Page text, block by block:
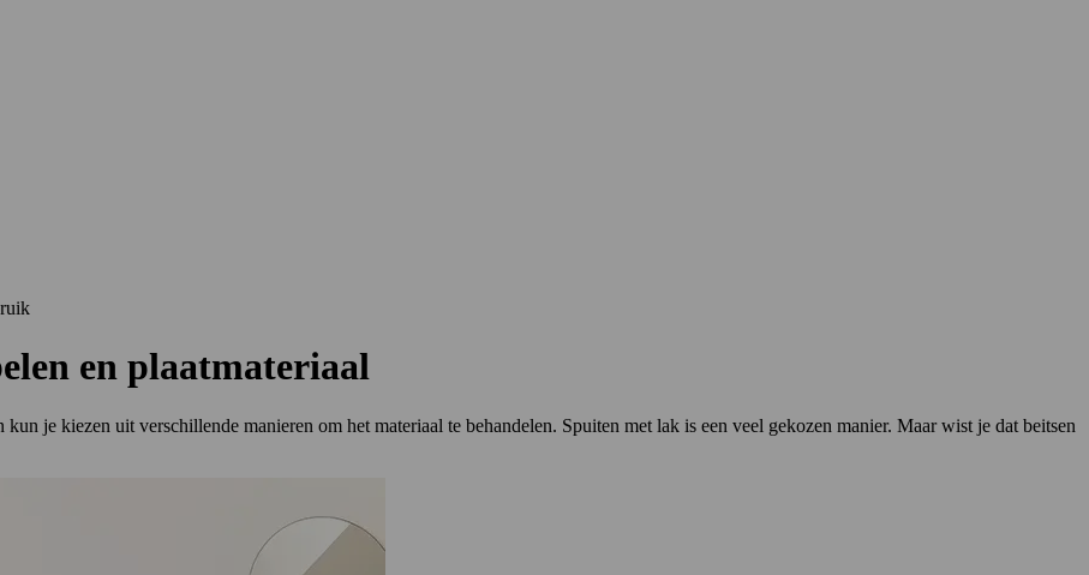
en plaatmateriaal
je kiezen uit verschillende manieren om het materiaal te behandelen. Spuiten met lak is een veel gekozen manier. Maar wist je dat beitsen